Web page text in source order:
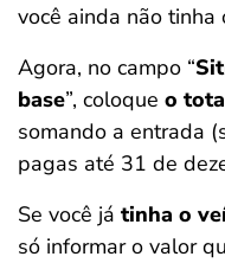
você ainda não tinha
Agora, no campo “
base”, coloque o
somando a entrada
pagas até 31 de
Se você já tinha o
só informar o valor